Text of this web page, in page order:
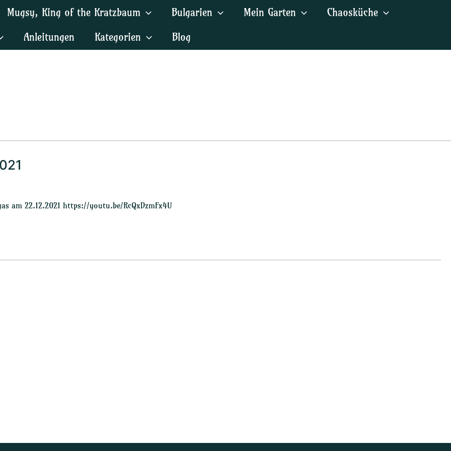
Mugsy, King of the Kratzbaum Bulgarien Mein Garten
Chaosküche
Anleitungen Kategorien Blog
am 22.12.2021 https://youtu.be/RcQxDzmFx4U